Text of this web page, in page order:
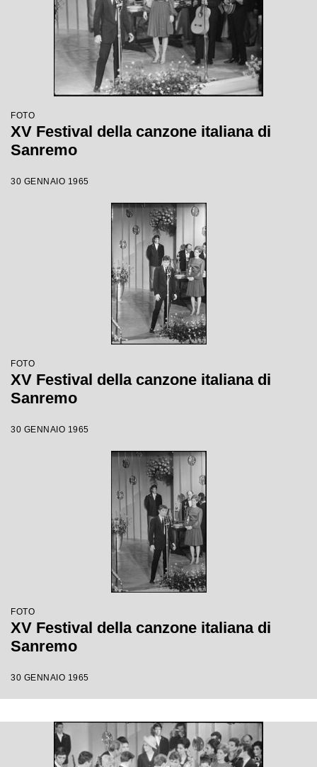
FOTO
XV Festival della canzone italiana di
Sanremo
30 GENNAIO 1965
FOTO
XV Festival della canzone italiana di
Sanremo
30 GENNAIO 1965
FOTO
XV Festival della canzone italiana di
Sanremo
30 GENNAIO 1965